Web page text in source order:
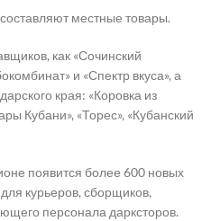
местные товары.
как «Сочинский
и «Спектр вкуса», а
края: «Коровка из
Кубани», «Торес», «Кубанский
появится более 600 новых
курьеров, сборщиков,
персонала дарксторов.